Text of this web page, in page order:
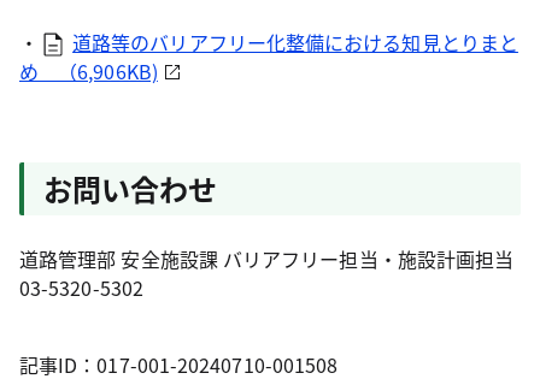
・
道路等のバリアフリー化整備における知見とりまと
め （6,906KB)
お問い合わせ
道路管理部 安全施設課 バリアフリー担当・施設計画担当
03-5320-5302
記事ID：017-001-20240710-001508